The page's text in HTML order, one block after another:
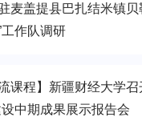
麦盖提县巴扎结米镇贝
工作队调研
流课程】新疆财经大学召
设中期成果展示报告会